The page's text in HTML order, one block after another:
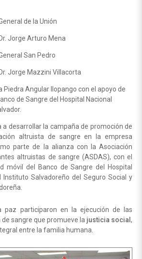
de la Unión
Jorge Arturo Mena
San Pedro
Jorge Mazzini Villacorta
Piedra Angular Ilopango con el apoyo de
de Sangre del Hospital Nacional
a desarrollar la campaña de promoción de
altruista de sangre en la empresa
parte de la alianza con la Asociación
altruistas de sangre (ASDAS), con el
móvil del Banco de Sangre del Hospital
Instituto Salvadoreño del Seguro Social y
paz participaron en la ejecución de las
sangre que promueve la justicia social ,
entre la familia humana.